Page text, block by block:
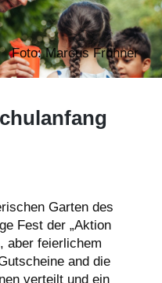
Foto: Marcus Fröhner
Garten des
Fest der „Aktion
aber feierlichem
and die
verteilt und ein